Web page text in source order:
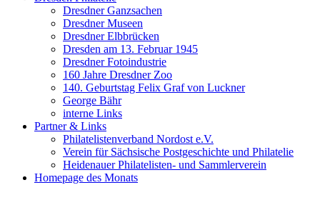
Dresdner Ganzsachen
Dresdner Museen
Dresdner Elbbrücken
Dresden am 13. Februar 1945
Dresdner Fotoindustrie
160 Jahre Dresdner Zoo
140. Geburtstag Felix Graf von Luckner
George Bähr
interne Links
Partner & Links
Philatelistenverband Nordost e.V.
Verein für Sächsische Postgeschichte und Philatelie
Heidenauer Philatelisten- und Sammlerverein
Homepage des Monats